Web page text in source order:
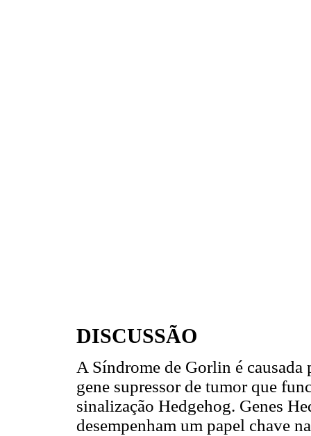
DISCUSSÃO
A Síndrome de Gorlin é
gene supressor de tumor que
sinalização Hedgehog. Genes
desempenham um papel chave